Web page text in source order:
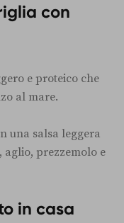
con
e proteico che
al mare.
una salsa leggera
aglio, prezzemolo e
in casa